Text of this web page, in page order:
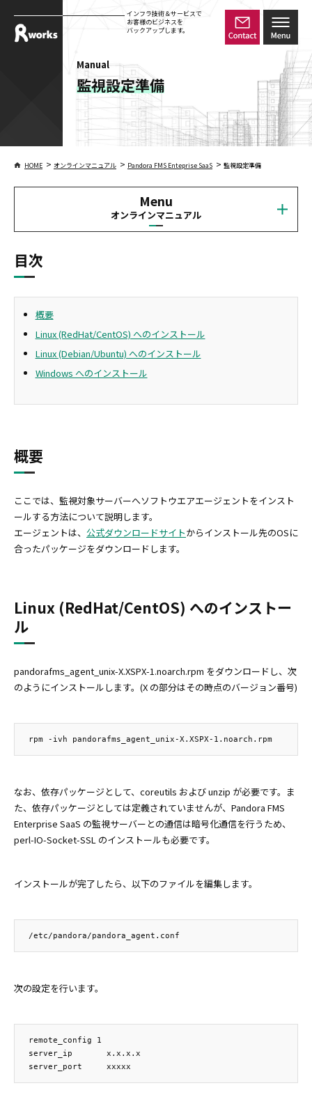
インフラ技術＆サービスで
お客様のビジネスを
バックアップします。
Manual
監視設定準備
HOME > オンラインマニュアル > Pandora FMS Enteprise SaaS > 監視設定準備
Menu
オンラインマニュアル
目次
概要
Linux (RedHat/CentOS) へのインストール
Linux (Debian/Ubuntu) へのインストール
Windows へのインストール
概要
ここでは、監視対象サーバーへソフトウエアエージェントをインスト
ールする方法について説明します。
エージェントは、 公式ダウンロードサイトからインストール先のOSに
合ったパッケージをダウンロードします。
Linux (RedHat/CentOS) へのインストー
ル
pandorafms_agent_unix-X.XSPX-1.noarch.rpm をダウンロードし、次
のようにインストールします。(X の部分はその時点のバージョン番号)
なお、依存パッケージとして、coreutils および unzip が必要です。ま
た、依存パッケージとしては定義されていませんが、Pandora FMS
Enterprise SaaS の監視サーバーとの通信は暗号化通信を行うため、
perl-IO-Socket-SSL のインストールも必要です。
インストールが完了したら、以下のファイルを編集します。
次の設定を行います。
remote_config 1
server_ip       x.x.x.x